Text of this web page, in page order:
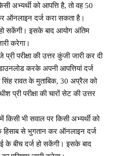
अभ्यर्थी को आपत्ति है, तो वह 50
ऑनलाइन दर्ज करा सकता है।
सकेंगी। इसके बाद आयोग अंतिम
करेगा।
परीक्षा की उत्तर कुंजी जारी कर दी
करके अपनी आपत्तियां दर्ज
रावत के मुताबिक, 30 अप्रैल को
प्री परीक्षा की चारों सेट की उत्तर
किसी भी सवाल पर किसी अभ्यर्थी को
हिसाब से भुगतान कर ऑनलाइन दर्ज
के बीच दर्ज हो सकेंगी। इसके बाद